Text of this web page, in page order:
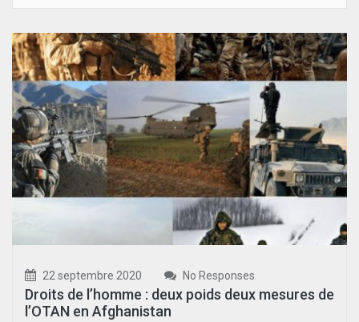
22 septembre 2020 No Responses
Droits de l’homme : deux poids deux mesures de
l’OTAN en Afghanistan